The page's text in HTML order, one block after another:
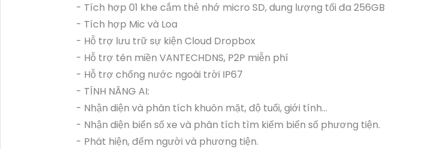
- Tích hợp 01 khe cắm thẻ nhớ micro SD, dung lượng tối đa 256GB
- Tích hợp Mic và Loa
- Hỗ trợ lưu trữ sự kiện Cloud Dropbox
- Hỗ trợ tên miền VANTECHDNS, P2P miễn phí
- Hỗ trợ chống nước ngoài trời IP67
- TÍNH NĂNG AI:
- Nhận diện và phân tích khuôn mặt, độ tuổi, giới tính...
- Nhận diện biển số xe và phân tích tìm kiếm biển số phương tiện.
- Phát hiện, đếm người và phương tiện.